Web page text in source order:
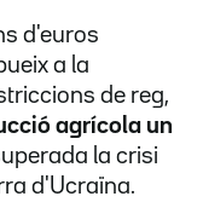
d'euros
a la
de reg,
agrícola un
la crisi
d'Ucraïna.